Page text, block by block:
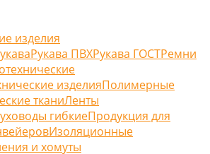
изделия
Рукава ПВХРукава ГОСТРемни
изделияПолимерные
тканиЛенты
гибкиеПродукция для
Изоляционные
и хомуты